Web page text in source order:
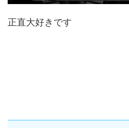
正直大好きです